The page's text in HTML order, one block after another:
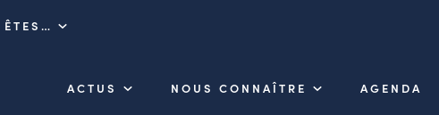
ACTUS NOUS CONNAÎTRE AGENDA